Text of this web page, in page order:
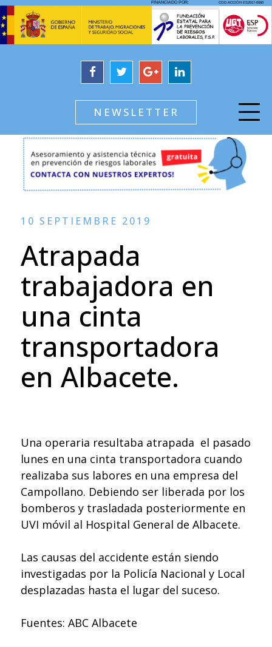
NEWSLETTER
10 SEPTIEMBRE 2019
Atrapada
trabajadora en
una cinta
transportadora
en Albacete.
Una operaria resultaba atrapada el pasado
lunes en una cinta transportadora cuando
realizaba sus labores en una empresa del
Campollano. Debiendo ser liberada por los
bomberos y trasladada posteriormente en
UVI móvil al Hospital General de Albacete.
Las causas del accidente están siendo
investigadas por la Policía Nacional y Local
desplazadas hasta el lugar del suceso.
Fuentes: ABC Albacete